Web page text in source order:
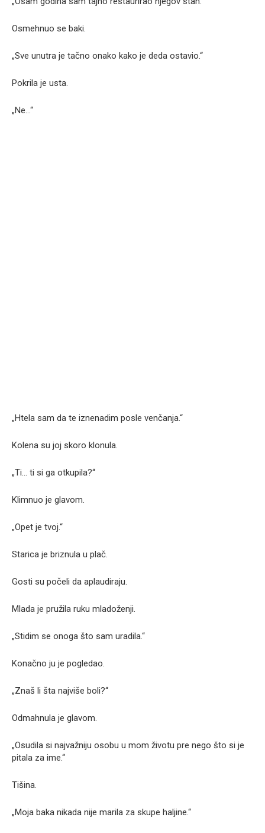
Osmehnuo se baki.
„Sve unutra je tačno onako kako je deda ostavio.“
Pokrila je usta.
„Ne…“
„Htela sam da te iznenadim posle venčanja.“
Kolena su joj skoro klonula.
„Ti… ti si ga otkupila?“
Klimnuo je glavom.
„Opet je tvoj.“
Starica je briznula u plač.
Gosti su počeli da aplaudiraju.
Mlada je pružila ruku mladoženji.
„Stidim se onoga što sam uradila.“
Konačno ju je pogledao.
„Znaš li šta najviše boli?“
Odmahnula je glavom.
„Osudila si najvažniju osobu u mom životu pre nego što si je
pitala za ime.“
Tišina.
„Moja baka nikada nije marila za skupe haljine.“